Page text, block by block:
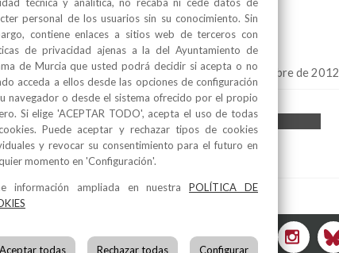
Alhama de Murcia , 20 de septiembre de 2012
en las Redes
personal de los usuarios sin su conocimiento. Sin
contiene enlaces a sitios web de terceros con
de privacidad ajenas a la del Ayuntamiento de
de Murcia que usted podrá decidir si acepta o no
acceda a ellos desde las opciones de configuración
navegador o desde el sistema ofrecido por el propio
Si elige 'ACEPTAR TODO', acepta el uso de todas
Puede aceptar y rechazar tipos de cookies
y revocar su consentimiento para el futuro en
momento en 'Configuración'.
información ampliada en nuestraPOLÍTICA DE
Aceptar todas Rechazar todas Configurar